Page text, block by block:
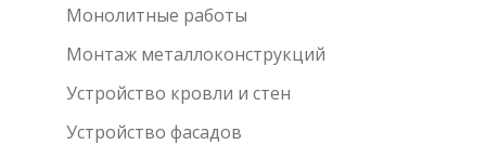
Монолитные работы
Монтаж металлоконструкций
Устройство кровли и стен
Устройство фасадов